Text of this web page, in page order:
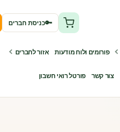
פורומים ולוח מודעות אזור לחברים
צור קשר פורטל רואי חשבון
🔑כניסת חברים